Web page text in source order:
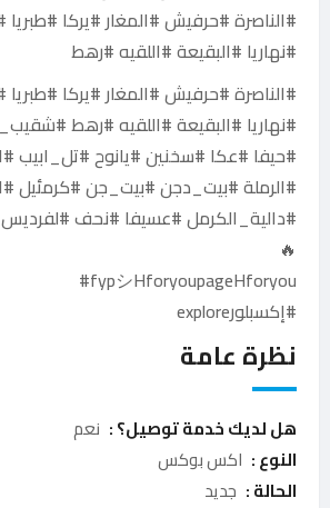
#الناصرة #حرفيش #المغار #يركا
#نهاريا #البقيعة #اللقيه #رهط
#الناصرة #حرفيش #المغار #يركا
#نهاريا #البقيعة #اللقيه #رهط
#حيفا #عكا #سخنين #يانوح #تل_ابيب
#الرملة #بيت_دجن #بيت_جن #كرمئيل
#دالية_الكرمل #عسيفا #نحف #لفرديس
🔥
fypシHforyoupageHforyou#
#إكسبلورexplore
نظرة عامة
هل لديك خدمة توصيل؟ : نعم
النوع : اكس بوكس
الحالة : جديد